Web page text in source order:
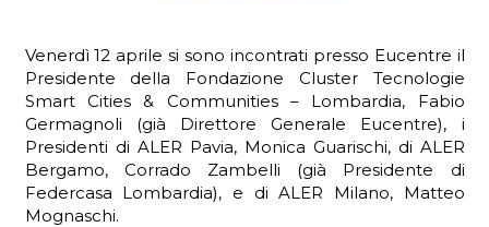
Venerdì 12 aprile si sono incontrati presso Eucentre il
Presidente della Fondazione Cluster Tecnologie
Smart Cities & Communities – Lombardia, Fabio
Germagnoli (già Direttore Generale Eucentre), i
Presidenti di ALER Pavia, Monica Guarischi, di ALER
Bergamo, Corrado Zambelli (già Presidente di
Federcasa Lombardia), e di ALER Milano, Matteo
Mognaschi.